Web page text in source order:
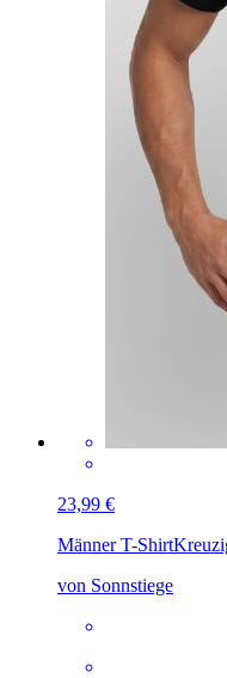
23,99 €
Männer T-Shirt
von Sonnstiege